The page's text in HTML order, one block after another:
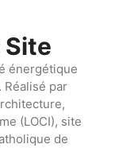
Site
énergétique
par
(LOCI), site
de